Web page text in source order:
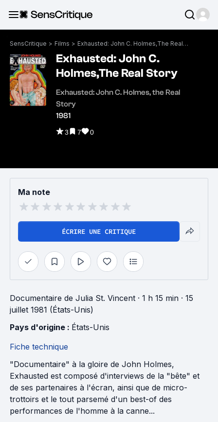
SensCritique > Films > Exhausted: John C. Holmes,The Real Story
Exhausted: John C.
Holmes,The Real Story
Exhausted: John C. Holmes, the Real
Story
1981
3 7 0
Ma note
ÉCRIRE UNE CRITIQUE
Documentaire de Julia St. Vincent · 1 h 15 min · 15
juillet 1981 (États-Unis)
Pays d'origine : États-Unis
Fiche technique
"Documentaire" à la gloire de John Holmes,
Exhausted est composé d'interviews de la "bête" et
de ses partenaires à l'écran, ainsi que de micro-
trottoirs et le tout parsemé d'un best-of des
performances de l'homme à la canne...